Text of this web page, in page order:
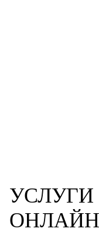
УСЛУГИ
ОНЛАЙН